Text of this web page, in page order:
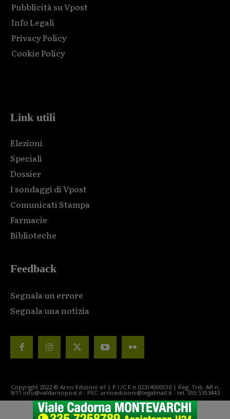
Pubblicità su Vpost
Info Legali
Privacy Policy
Cookie Policy
Link utili
Elezioni
Speciali
Dossier
I sondaggi di Vpost
Comunicati Stampa
Farmacie
Biblioteche
Feedback
Segnala un errore
Segnala una notizia
Copyright 2022 © Arno Edizioni srl | P.I./C.F n.02314000510 | Reg. Trib. AR n.
9/11 info@valdarnopost.it - PEC: arnoedizioni@legalmail.it - tel. 055.5353443